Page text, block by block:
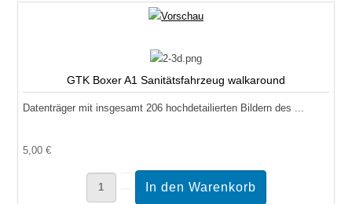
GTK Boxer A1 Sanitätsfahrzeug walkaround
Datenträger mit insgesamt 206 hochdetailierten Bildern des ...
5,00 €